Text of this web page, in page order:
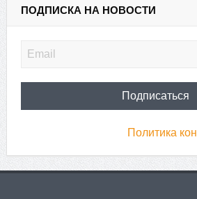
ПОДПИСКА НА НОВОСТИ
Политика